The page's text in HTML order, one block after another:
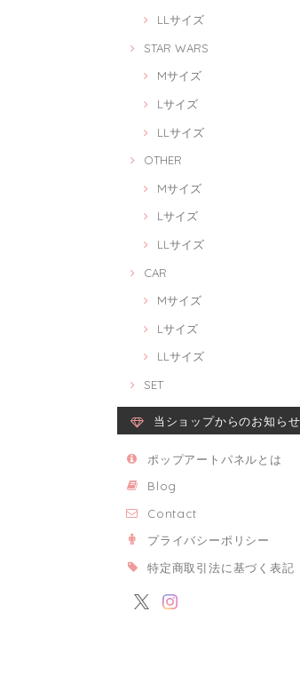
LLサイズ
STAR WARS
Mサイズ
Lサイズ
LLサイズ
OTHER
Mサイズ
Lサイズ
LLサイズ
CAR
Mサイズ
Lサイズ
LLサイズ
SET
当ショップからのお知らせ
ポップアートパネルとは
Blog
Contact
プライバシーポリシー
特定商取引法に基づく表記